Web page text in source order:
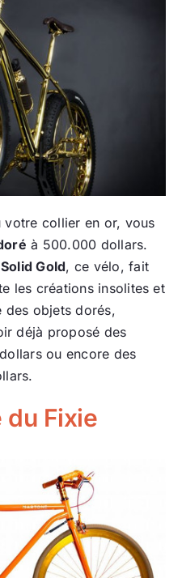
votre collier en or, vous
à 500.000 dollars.
Gold, ce vélo, fait
les créations insolites et
des objets dorés,
déjà proposé des
ou encore des
du Fixie